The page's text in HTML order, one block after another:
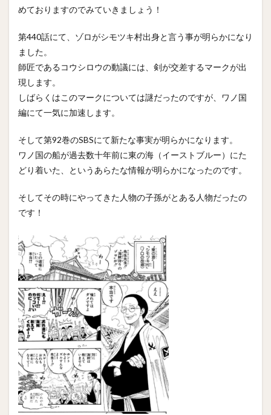
めておりますのでみていきましょう！
第440話にて、ゾロがシモツキ村出身と言う事が明らかになり
ました。
師匠であるコウシロウの動議には、剣が交差するマークが出
現します。
しばらくはこのマークについては謎だったのですが、ワノ国
編にて一気に加速します。
そして第92巻のSBSにて新たな事実が明らかになります。
ワノ国の船が過去数十年前に東の海（イーストブルー）にた
どり着いた、というあらたな情報が明らかになったのです。
そしてその時にやってきた人物の子孫がとある人物だったの
です！